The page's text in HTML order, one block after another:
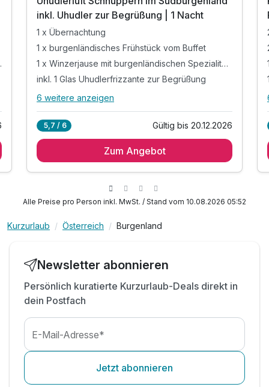
inkl. Uhudler zur Begrüßung | 1 Nacht
1 x Übernachtung
1 x burgenländisches Frühstück vom Buffet
1 x Winzerjause mit burgenländischen Spezialitäten
inkl. 1 Glas Uhudlerfrizzante zur Begrüßung
Alle Inklusivleistungen
1 x burgenländisches Frühstück vom Buffet
inkl. 1 Glas Uhudlerfrizzante zur Begrüßung
Terrasse
inkl. Sonnenliegen, Feuerplatz und Kuschelecke
inkl. W-LAN Nutzung
Fahrrad Verleih (kostenpflichtig)
6 weitere anzeigen
5,7 / 6 Gültig bis 20.12.2026
Zum Angebot
Alle Preise pro Person inkl. MwSt. / Stand vom 10.08.2026 05:52
Kurzurlaub Österreich Burgenland
Newsletter abonnieren
Persönlich kuratierte Kurzurlaub-Deals direkt in
dein Postfach
E-Mail-Adresse*
Jetzt abonnieren